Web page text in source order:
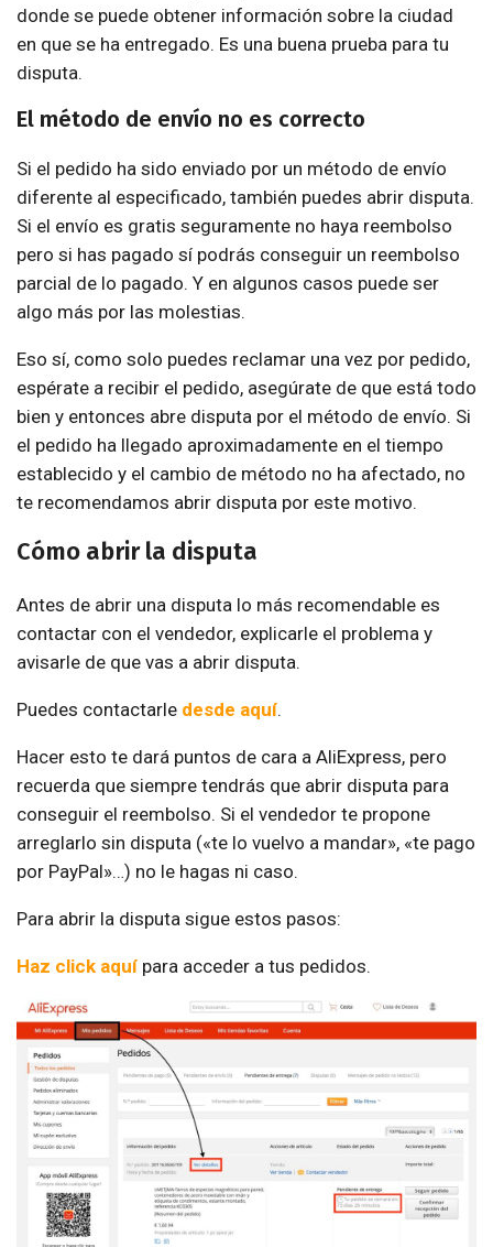
donde se puede obtener información sobre la ciudad
en que se ha entregado. Es una buena prueba para tu
disputa.
El método de envío no es correcto
Si el pedido ha sido enviado por un método de envío
diferente al especificado, también puedes abrir disputa.
Si el envío es gratis seguramente no haya reembolso
pero si has pagado sí podrás conseguir un reembolso
parcial de lo pagado. Y en algunos casos puede ser
algo más por las molestias.
Eso sí, como solo puedes reclamar una vez por pedido,
espérate a recibir el pedido, asegúrate de que está todo
bien y entonces abre disputa por el método de envío. Si
el pedido ha llegado aproximadamente en el tiempo
establecido y el cambio de método no ha afectado, no
te recomendamos abrir disputa por este motivo.
Cómo abrir la disputa
Antes de abrir una disputa lo más recomendable es
contactar con el vendedor, explicarle el problema y
avisarle de que vas a abrir disputa.
Puedes contactarle desde aquí.
Hacer esto te dará puntos de cara a AliExpress, pero
recuerda que siempre tendrás que abrir disputa para
conseguir el reembolso. Si el vendedor te propone
arreglarlo sin disputa («te lo vuelvo a mandar», «te pago
por PayPal»…) no le hagas ni caso.
Para abrir la disputa sigue estos pasos:
Haz click aquí para acceder a tus pedidos.